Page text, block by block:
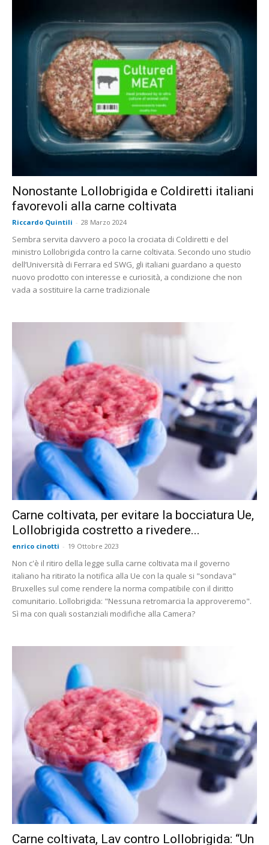
Nonostante Lollobrigida e Coldiretti italiani
favorevoli alla carne coltivata
Riccardo Quintili - 28 Marzo 2024
Sembra servita davvero a poco la crociata di Coldiretti e del
ministro Lollobrigida contro la carne coltivata. Secondo uno studio
dell’Università di Ferrara ed SWG, gli italiani guardano a questo
nuovo prodotto con interesse e curiosità, a condizione che non
vada a sostituire la carne tradizionale
Carne coltivata, per evitare la bocciatura Ue,
Lollobrigida costretto a rivedere...
enrico cinotti - 19 Ottobre 2023
Non c'è il ritiro della legge sulla carne coltivata ma il governo
italiano ha ritirato la notifica alla Ue con la quale si "sondava"
Bruxelles sul come rendere la norma compatibile con il diritto
comunitario. Lollobrigida: "Nessuna retromarcia la approveremo".
Sì ma con quali sostanziali modifiche alla Camera?
Carne coltivata, Lav contro Lollobrigida: “Un